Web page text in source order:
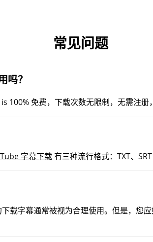
常见问题
吗？
is 100% 免费，下载次数无限制，无需注册
字幕下载有三种流行格式：TXT、SRT
载字幕通常被视为合理使用。但是，您